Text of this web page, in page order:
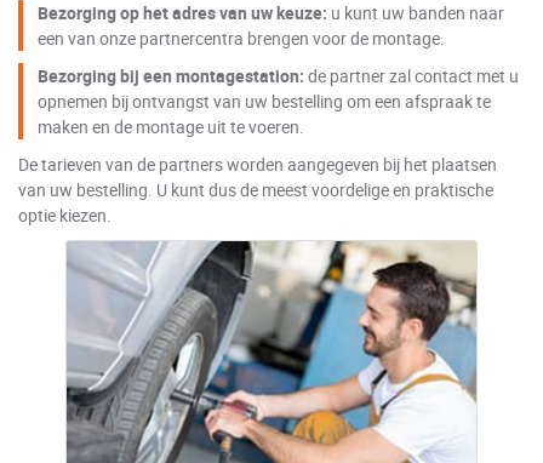
Bezorging op het adres van uw keuze: u kunt uw banden naar
een van onze partnercentra brengen voor de montage.
Bezorging bij een montagestation: de partner zal contact met u
opnemen bij ontvangst van uw bestelling om een afspraak te
maken en de montage uit te voeren.
De tarieven van de partners worden aangegeven bij het plaatsen
van uw bestelling. U kunt dus de meest voordelige en praktische
optie kiezen.